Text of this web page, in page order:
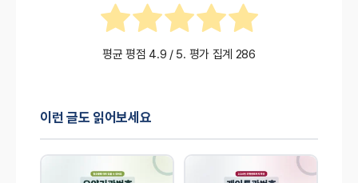
평균 평점 4.9 / 5. 평가 집계 286
이런 글도 읽어보세요